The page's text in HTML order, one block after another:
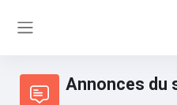
Annonces du